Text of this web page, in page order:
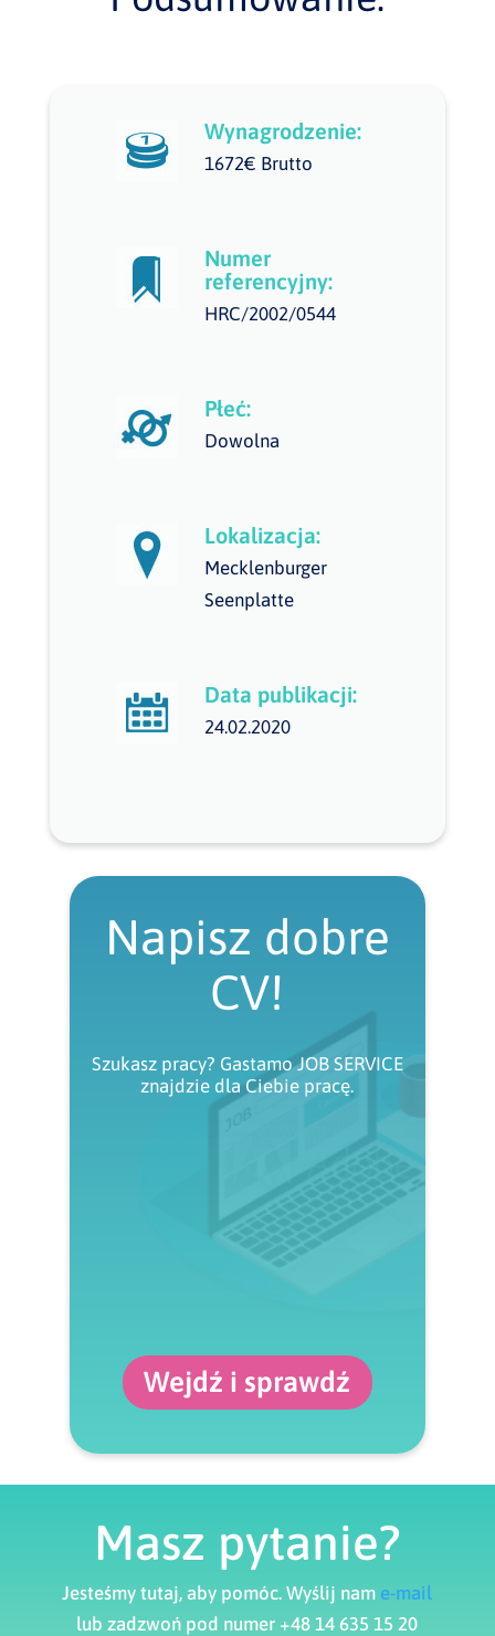
Wynagrodzenie:
1672€ Brutto
Numer
referencyjny:
HRC/2002/0544
Płeć:
Dowolna
Lokalizacja:
Mecklenburger
Seenplatte
Data publikacji:
24.02.2020
Napisz dobre
CV!
Szukasz pracy? Gastamo JOB SERVICE
znajdzie dla Ciebie pracę.
Wejdź i sprawdź
Masz pytanie?
Jesteśmy tutaj, aby pomóc. Wyślij nam e-mail
lub zadzwoń pod numer +48 14 635 15 20